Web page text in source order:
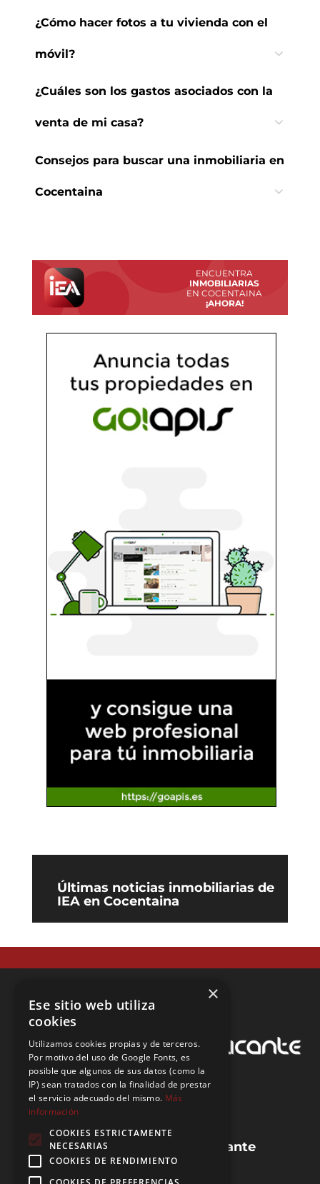
¿Cómo hacer fotos a tu vivienda con el
móvil?
¿Cuáles son los gastos asociados con la
venta de mi casa?
Consejos para buscar una inmobiliaria en
Cocentaina
ENCUENTRA
INMOBILIARIAS
EN COCENTAINA
¡AHORA!
Últimas noticias inmobiliarias de
IEA en Cocentaina
Guias de la provincia de Alicante
Preguntas frecuentes (FAQ)
×
Ese sitio web utiliza
cookies
Utilizamos cookies propias y de terceros.
Por motivo del uso de Google Fonts, es
posible que algunos de sus datos (como la
IP) sean tratados con la finalidad de prestar
el servicio adecuado del mismo. Más
información
COOKIES ESTRICTAMENTE
NECESARIAS
COOKIES DE RENDIMIENTO